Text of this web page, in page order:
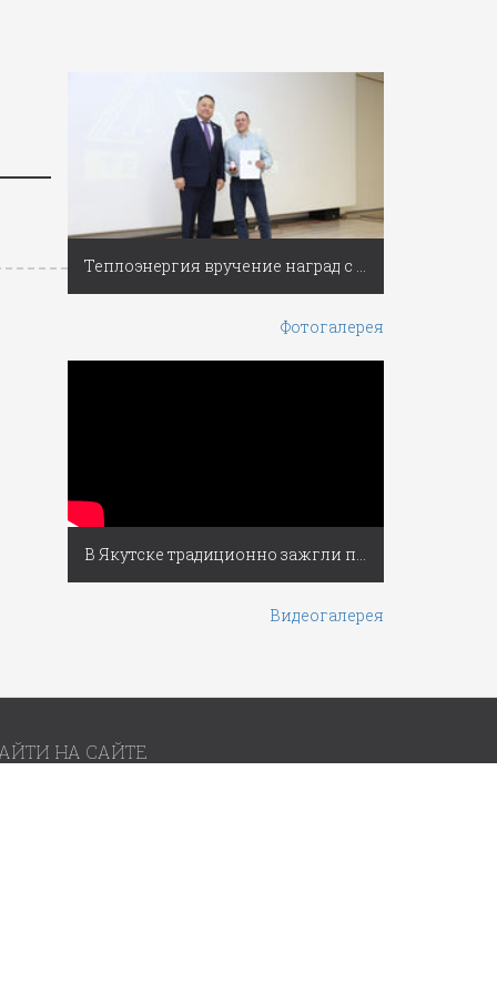
Теплоэнергия вручение наград с Днем работников ЖКХ
Фотогалерея
В Якутске традиционно зажгли первую новогоднюю ёлку России
Видеогалерея
НА САЙТЕ